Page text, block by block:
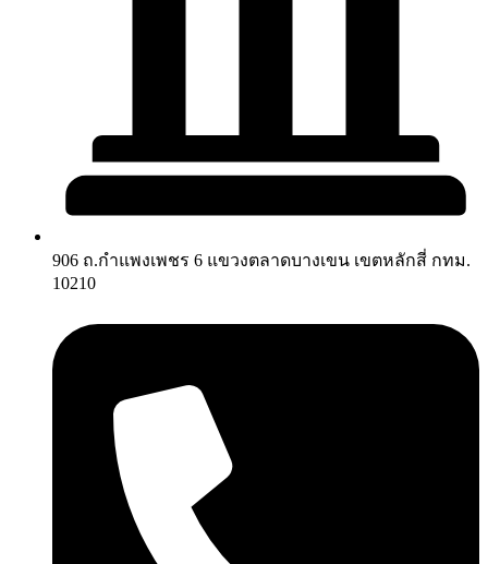
906 ถ.กำแพงเพชร 6 แขวงตลาดบางเขน เขตหลักสี่ กทม.
10210